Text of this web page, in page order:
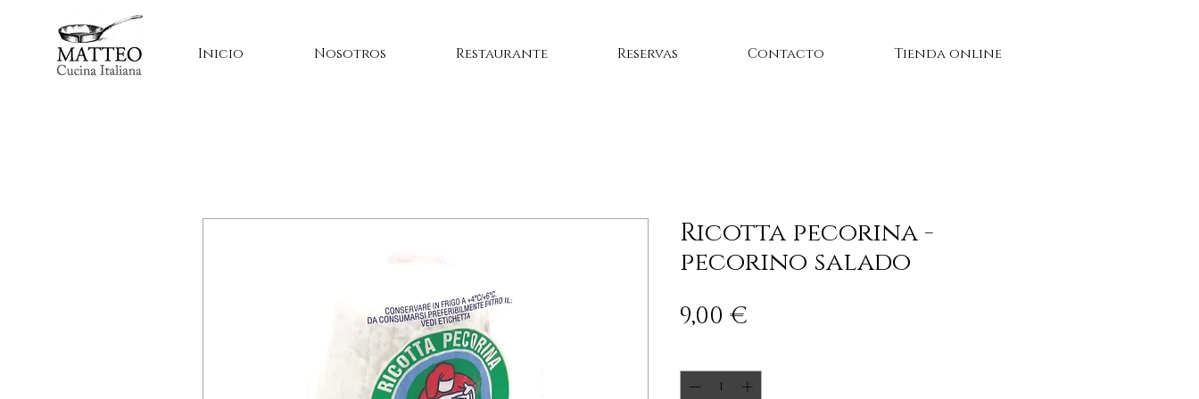
Inicio Nosotros Restaurante Reservas Contacto Tienda online
Ricotta pecorina -
pecorino salado
9,00 €